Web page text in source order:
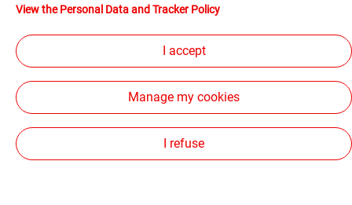
Conditions Générales de Vente Bois
Conditions Générales de Vente Produits Pétroliers -
Données personnelles - Conditions Générales d’Utilisation
Cookies - Plan du site -
Les sites de la compagnie TotalEnergies
"Manage my cookies" button. By clicking on the "Accept"
device. If you click on "Decline", only the technical cookies
required for the site to function correctly will be used. For
more information, refer to the "Personal Data and Tracker
Policy" page.
View the Personal Data and Tracker Policy
I accept
Manage my cookies
I refuse